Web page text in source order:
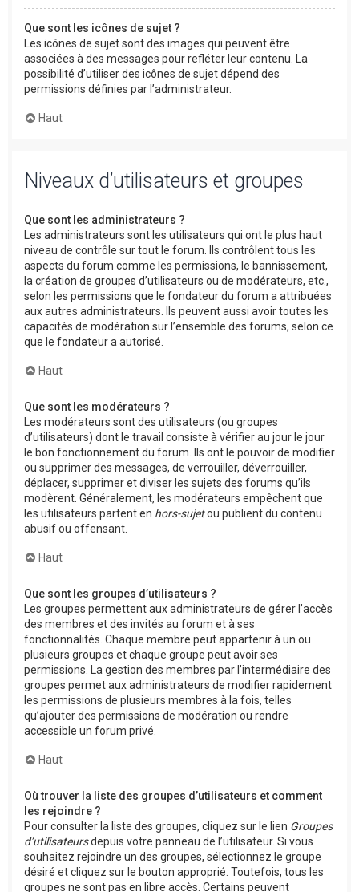
Que sont les icônes de sujet ?
Les icônes de sujet sont des images qui peuvent être
associées à des messages pour refléter leur contenu. La
possibilité d’utiliser des icônes de sujet dépend des
permissions définies par l’administrateur.
Haut
Niveaux d’utilisateurs et groupes
Que sont les administrateurs ?
Les administrateurs sont les utilisateurs qui ont le plus haut
niveau de contrôle sur tout le forum. Ils contrôlent tous les
aspects du forum comme les permissions, le bannissement,
la création de groupes d’utilisateurs ou de modérateurs, etc.,
selon les permissions que le fondateur du forum a attribuées
aux autres administrateurs. Ils peuvent aussi avoir toutes les
capacités de modération sur l’ensemble des forums, selon ce
que le fondateur a autorisé.
Haut
Que sont les modérateurs ?
Les modérateurs sont des utilisateurs (ou groupes
d’utilisateurs) dont le travail consiste à vérifier au jour le jour
le bon fonctionnement du forum. Ils ont le pouvoir de modifier
ou supprimer des messages, de verrouiller, déverrouiller,
déplacer, supprimer et diviser les sujets des forums qu’ils
modèrent. Généralement, les modérateurs empêchent que
les utilisateurs partent en hors-sujetou publient du contenu
abusif ou offensant.
Haut
Que sont les groupes d’utilisateurs ?
Les groupes permettent aux administrateurs de gérer l’accès
des membres et des invités au forum et à ses
fonctionnalités. Chaque membre peut appartenir à un ou
plusieurs groupes et chaque groupe peut avoir ses
permissions. La gestion des membres par l’intermédiaire des
groupes permet aux administrateurs de modifier rapidement
les permissions de plusieurs membres à la fois, telles
qu’ajouter des permissions de modération ou rendre
accessible un forum privé.
Haut
Où trouver la liste des groupes d’utilisateurs et comment
les rejoindre ?
Pour consulter la liste des groupes, cliquez sur le lien Groupes
d’utilisateursdepuis votre panneau de l’utilisateur. Si vous
souhaitez rejoindre un des groupes, sélectionnez le groupe
désiré et cliquez sur le bouton approprié. Toutefois, tous les
groupes ne sont pas en libre accès. Certains peuvent